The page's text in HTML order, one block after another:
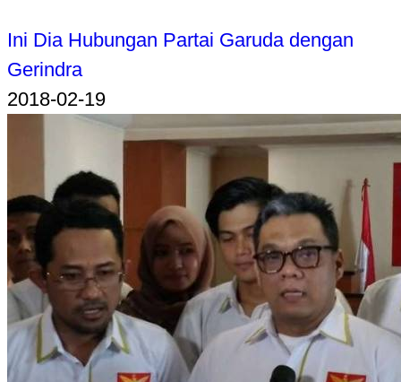
Ini Dia Hubungan Partai Garuda dengan
Gerindra
2018-02-19